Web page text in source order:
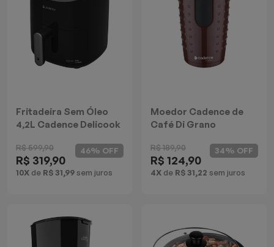
Fritadeira Sem Óleo
4,2L Cadence Delicook
R$ 599,90
R$ 319,90
10X de R$ 31,99 sem juros
46% OFF
Moedor Cadence de
Café Di Grano
R$ 189,90
R$ 124,90
4X de R$ 31,22 sem juros
34% OFF